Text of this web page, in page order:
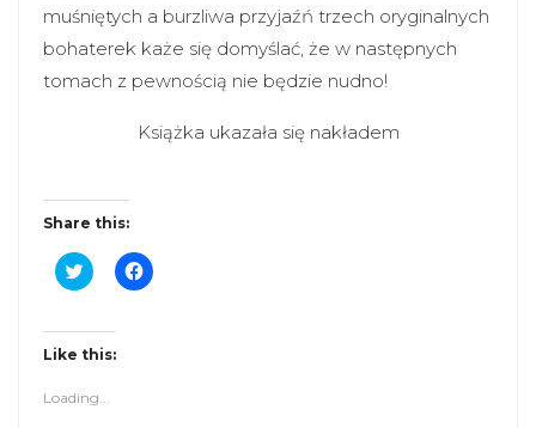
muśniętych a burzliwa przyjaźń trzech oryginalnych
bohaterek każe się domyślać, że w następnych
tomach z pewnością nie będzie nudno!
Książka ukazała się nakładem
Share this:
C
l
k
t
o
s
h
C
l
Like this:
Loading...